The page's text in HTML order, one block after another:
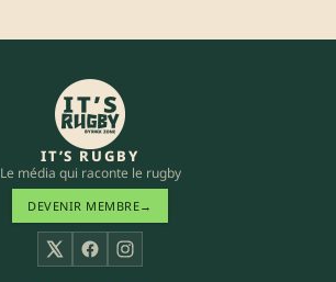
IT’S RUGBY
Le média qui raconte le rugby
DEVENIR MEMBRE→
X FacebookInstagram